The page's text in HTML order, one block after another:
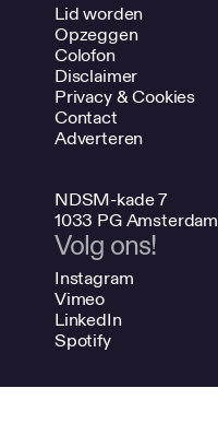
Lid worden
Opzeggen
Colofon
Disclaimer
Privacy & Cookies
Contact
Adverteren
NDSM-kade 7
1033 PG Amsterdam
Volg ons!
Instagram
Vimeo
LinkedIn
Spotify